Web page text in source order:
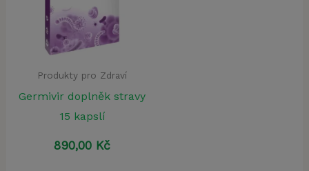
Produkty pro Zdraví
Germivir doplněk stravy
15 kapslí
890,00 Kč